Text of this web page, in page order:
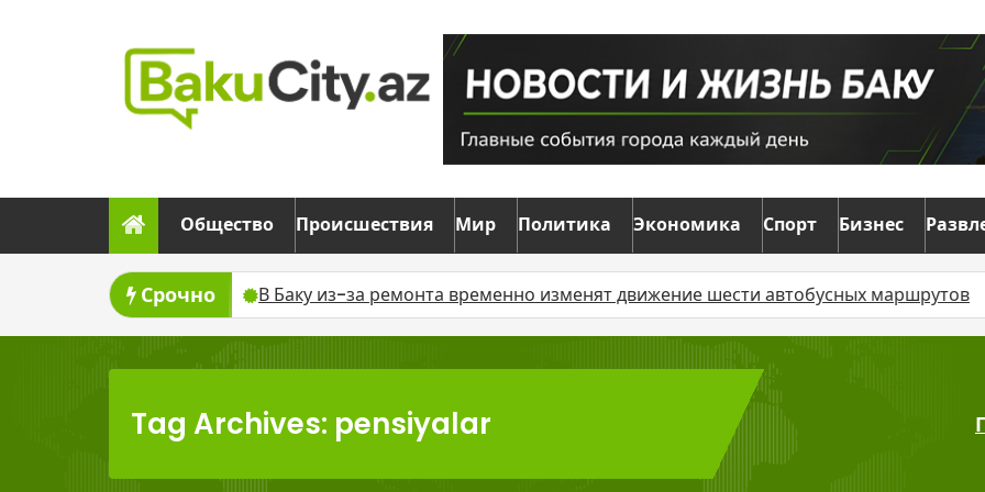
Общество Происшествия Мир Политика Экономика Спорт Бизнес
Срочно
В Баку из-за ремонта временно изменят движение шести автобусных маршрутов Суд оставил без
Tag Archives: pensiyalar